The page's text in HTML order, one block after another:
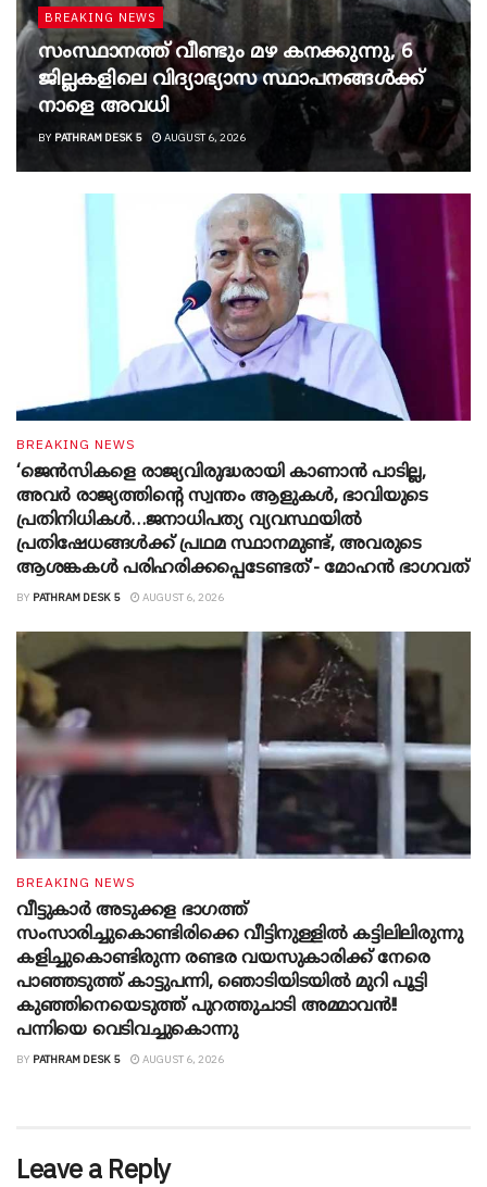
BREAKING NEWS
സംസ്ഥാനത്ത് വീണ്ടും മഴ കനക്കുന്നു, 6
ജില്ലകളിലെ വിദ്യാഭ്യാസ സ്ഥാപനങ്ങൾക്ക്
നാളെ അവധി
BY PATHRAM DESK 5 AUGUST 6, 2026
BREAKING NEWS
‘ജെൻസികളെ രാജ്യവിരുദ്ധരായി കാണാൻ പാടില്ല,
അവർ രാജ്യത്തിന്റെ സ്വന്തം ആളുകൾ, ഭാവിയുടെ
പ്രതിനിധികൾ…ജനാധിപത്യ വ്യവസ്ഥയിൽ
പ്രതിഷേധങ്ങൾക്ക് പ്രഥമ സ്ഥാനമുണ്ട്, അവരുടെ
ആശങ്കകൾ പരിഹരിക്കപ്പെടേണ്ടത്’- മോഹൻ ഭാ​ഗവത്
BY PATHRAM DESK 5 AUGUST 6, 2026
BREAKING NEWS
വീട്ടുകാർ അ‌ടുക്കള ഭാ​ഗത്ത്
സംസാരിച്ചുകൊണ്ടിരിക്കെ വീട്ടിനുള്ളിൽ കട്ടിലിലിരുന്നു
കളിച്ചുകൊണ്ടിരുന്ന രണ്ടര വയസുകാരിക്ക് നേരെ
പാഞ്ഞടുത്ത് കാട്ടുപന്നി, ‍ഞൊടിയി‌ടയിൽ മുറി പൂട്ടി
കുഞ്ഞിനെയെടുത്ത് പുറത്തുചാടി അമ്മാവൻ!!
പന്നിയെ വെടിവച്ചുകൊന്നു
BY PATHRAM DESK 5 AUGUST 6, 2026
Leave a Reply